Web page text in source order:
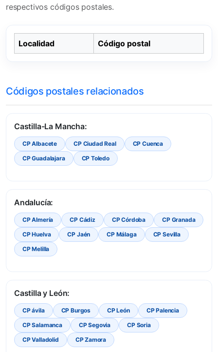
respectivos códigos postales.
Localidad Código postal
Códigos postales relacionados
Castilla-La Mancha:
CP Albacete CP Ciudad Real
CP Cuenca
CP Guadalajara
CP Toledo
Andalucía:
CP Almería CP Cádiz CP Córdoba
CP Granada
CP Huelva
CP Jaén CP Málaga
CP Sevilla
CP Melilla
Castilla y León:
CP ávila CP Burgos CP León
CP Palencia
CP Salamanca
CP Segovia
CP Soria
CP Valladolid
CP Zamora